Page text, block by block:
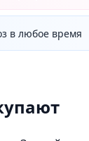
в любое время